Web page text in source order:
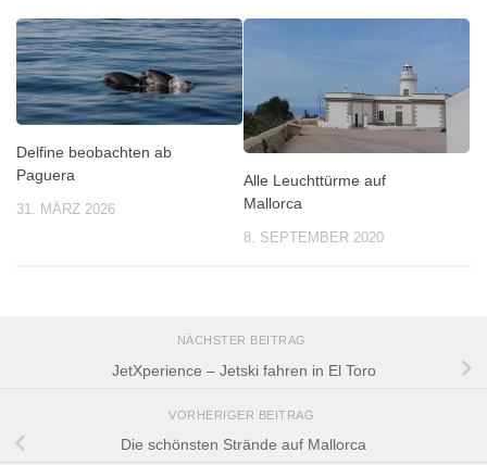
Delfine beobachten ab
Paguera
31. MÄRZ 2026
Alle Leuchttürme auf
Mallorca
8. SEPTEMBER 2020
NÄCHSTER BEITRAG
JetXperience – Jetski fahren in El Toro
VORHERIGER BEITRAG
Die schönsten Strände auf Mallorca